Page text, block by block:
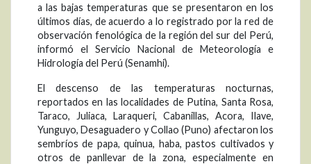
a las bajas temperaturas que se presentaron en los
últimos días, de acuerdo a lo registrado por la red de
observación fenológica de la región del sur del Perú,
informó el Servicio Nacional de Meteorología e
Hidrología del Perú (Senamhi).
El descenso de las temperaturas nocturnas,
reportados en las localidades de Putina, Santa Rosa,
Taraco, Juliaca, Laraqueri, Cabanillas, Acora, Ilave,
Yunguyo, Desaguadero y Collao (Puno) afectaron los
sembríos de papa, quinua, haba, pastos cultivados y
otros de panllevar de la zona, especialmente en